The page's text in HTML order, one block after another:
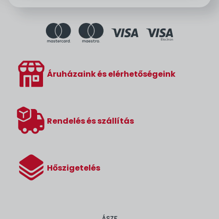
Áruházaink és elérhetőségeink
Rendelés és szállítás
Hőszigetelés